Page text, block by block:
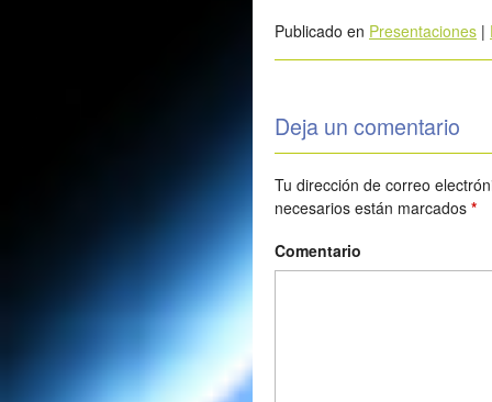
Publicado en Presentaciones |
Deja un comentario
Tu dirección de correo
necesarios están marcados *
Comentario